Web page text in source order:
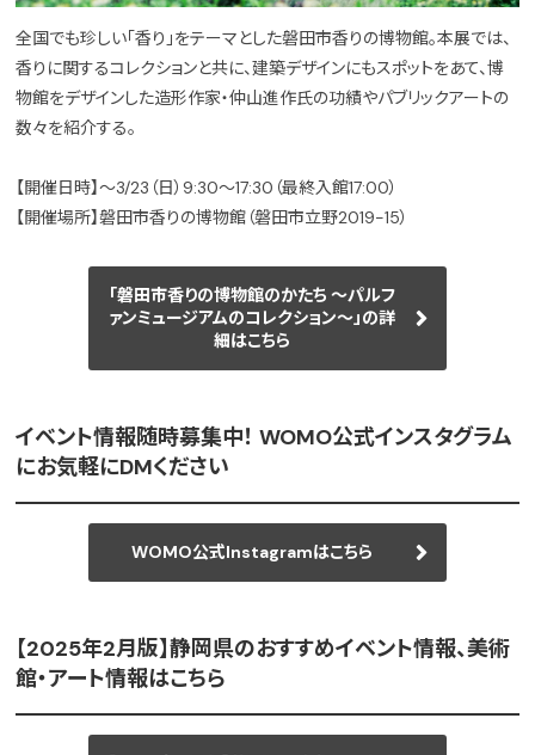
全国でも珍しい「香り」をテーマとした磐田市香りの博物館。本展では、
香りに関するコレクションと共に、建築デザインにもスポットをあて、博
物館をデザインした造形作家・仲山進作氏の功績やパブリックアートの
数々を紹介する。
【開催日時】～3/23（日）9:30～17:30（最終入館17:00）
【開催場所】磐田市香りの博物館（磐田市立野2019-15）
「磐田市香りの博物館のかたち ～パルフ
ァンミュージアムのコレクション～」の詳
細はこちら
イベント情報随時募集中！ WOMO公式インスタグラム
にお気軽にDMください
WOMO公式Instagramはこちら
【2025年2月版】静岡県のおすすめイベント情報、美術
館・アート情報はこちら